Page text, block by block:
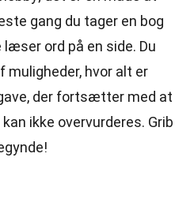
gang du tager en bog
læser ord på en side. Du
muligheder, hvor alt er
der fortsætter med at
ikke overvurderes. Grib